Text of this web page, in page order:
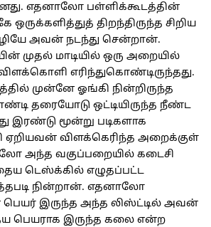
எதனாலோ பள்ளிக்கூடத்தின்
ஒருக்களித்துத் திறந்திருந்த சிறிய
அவன் நடந்து சென்றான்.
முதல் மாடியில் ஒரு அறையில்
எரிந்துகொண்டிருந்தது.
முன்னே ஓங்கி நின்றிருந்த
தரையோடு ஒட்டியிருந்த நீண்ட
இரண்டு மூன்று படிகளாக
ஏறியவன் விளக்கெரிந்த அறைக்குள்
அந்த வகுப்பறையில் கடைசி
டெஸ்க்கில் எழுதப்பட்ட
நின்றான். எதனாலோ
இருந்த அந்த லிஸ்ட்டில் அவன்
பெயராக இருந்த கலை என்ற